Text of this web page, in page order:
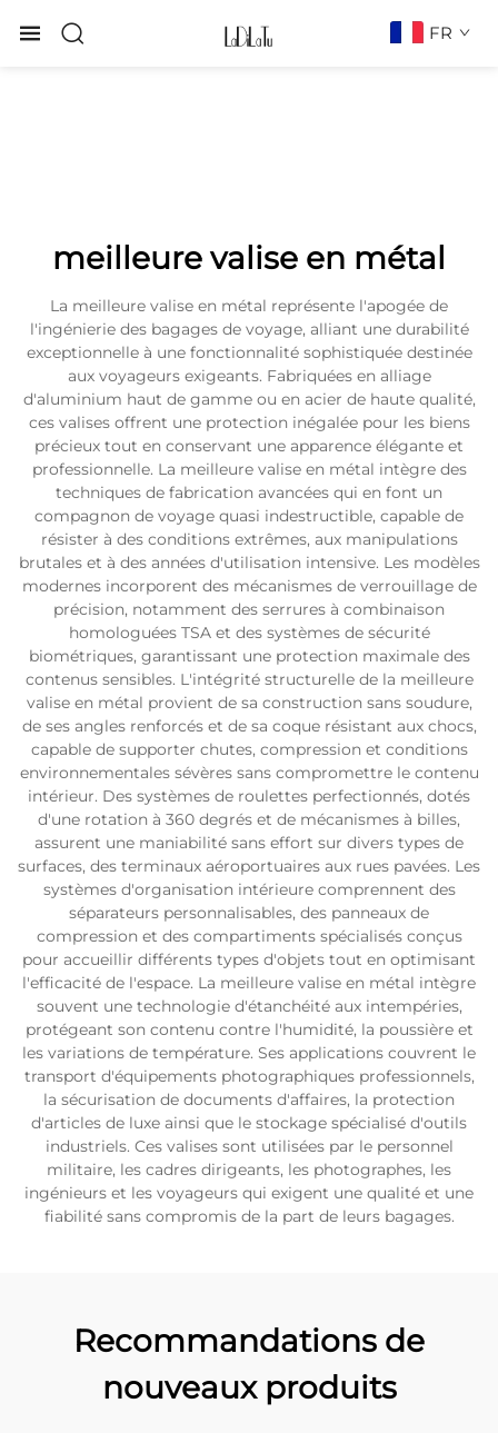
FR
meilleure valise en métal
La meilleure valise en métal représente l'apogée de
l'ingénierie des bagages de voyage, alliant une durabilité
exceptionnelle à une fonctionnalité sophistiquée destinée
aux voyageurs exigeants. Fabriquées en alliage
d'aluminium haut de gamme ou en acier de haute qualité,
ces valises offrent une protection inégalée pour les biens
précieux tout en conservant une apparence élégante et
professionnelle. La meilleure valise en métal intègre des
techniques de fabrication avancées qui en font un
compagnon de voyage quasi indestructible, capable de
résister à des conditions extrêmes, aux manipulations
brutales et à des années d'utilisation intensive. Les modèles
modernes incorporent des mécanismes de verrouillage de
précision, notamment des serrures à combinaison
homologuées TSA et des systèmes de sécurité
biométriques, garantissant une protection maximale des
contenus sensibles. L'intégrité structurelle de la meilleure
valise en métal provient de sa construction sans soudure,
de ses angles renforcés et de sa coque résistant aux chocs,
capable de supporter chutes, compression et conditions
environnementales sévères sans compromettre le contenu
intérieur. Des systèmes de roulettes perfectionnés, dotés
d'une rotation à 360 degrés et de mécanismes à billes,
assurent une maniabilité sans effort sur divers types de
surfaces, des terminaux aéroportuaires aux rues pavées. Les
systèmes d'organisation intérieure comprennent des
séparateurs personnalisables, des panneaux de
compression et des compartiments spécialisés conçus
pour accueillir différents types d'objets tout en optimisant
l'efficacité de l'espace. La meilleure valise en métal intègre
souvent une technologie d'étanchéité aux intempéries,
protégeant son contenu contre l'humidité, la poussière et
les variations de température. Ses applications couvrent le
transport d'équipements photographiques professionnels,
la sécurisation de documents d'affaires, la protection
d'articles de luxe ainsi que le stockage spécialisé d'outils
industriels. Ces valises sont utilisées par le personnel
militaire, les cadres dirigeants, les photographes, les
ingénieurs et les voyageurs qui exigent une qualité et une
fiabilité sans compromis de la part de leurs bagages.
Recommandations de
nouveaux produits